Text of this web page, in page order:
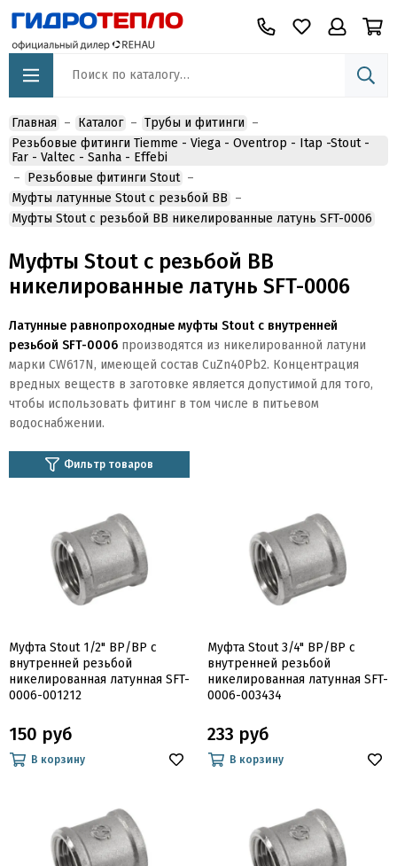
Главная Каталог
Трубы и фитинги
Резьбовые фитинги Tiemme - Viega - Oventrop - Itap -Stout -
Far - Valtec - Sanha - Effebi
Резьбовые фитинги Stout
Муфты латунные Stout с резьбой ВВ
Муфты Stout с резьбой ВВ никелированные латунь SFT-0006
Муфты Stout с резьбой ВВ
никелированные латунь SFT-0006
Латунные равнопроходные муфты Stout с внутренней
резьбой SFT-0006 производятся из никелированной латуни
марки CW617N, имеющей состав CuZn40Pb2. Концентрация
вредных веществ в заготовке является допустимой для того,
чтобы использовать фитинг в том числе в питьевом
водоснабжении.
Фильтр товаров
Муфта Stout 1/2" ВР/ВР с
внутренней резьбой
никелированная латунная SFT-
0006-001212
150 руб
В корзину
Муфта Stout 3/4" ВР/ВР с
внутренней резьбой
никелированная латунная SFT-
0006-003434
233 руб
В корзину